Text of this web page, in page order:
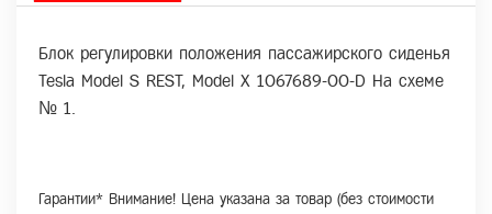
Блок регулировки положения пассажирского сиденья
Tesla Model S REST, Model X 1067689-00-D На схеме
№ 1.
Гарантии* Внимание! Цена указана за товар (без стоимости